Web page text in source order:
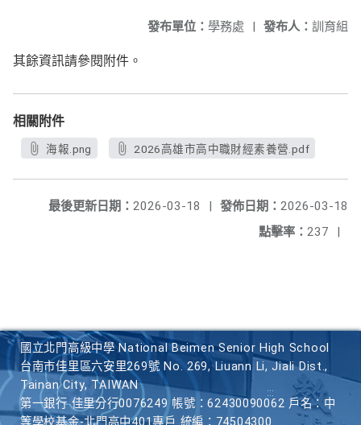
發布人： 訓育組
發布單位： 學務處 |
其餘資訊請參閱附件。
相關附件
海報.png 2026高雄市高中職財經素養營.pdf
發佈日期： 2026-03-18
最後更新日期： 2026-03-18
|
點擊率： 237 |
國立北門高級中學 National Beimen Senior High School
台南市佳里區六安里269號 No. 269, Liuann Li, Jiali Dist.,
Tainan City, TAIWAN
第一銀行 佳里分行0076249 帳號：62430090062 戶名：中
等學校基金-北門高中401專戶 統編：74504300